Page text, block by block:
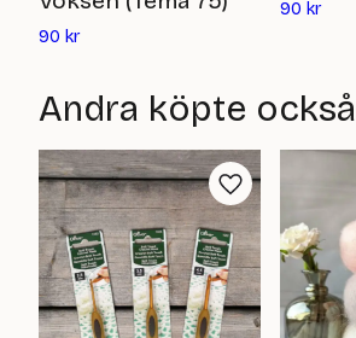
90 krDet
är:
kr
90 krDet
90
Andra köpte också